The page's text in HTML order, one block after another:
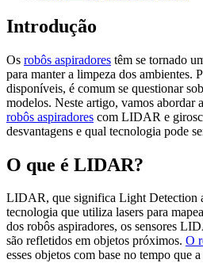
Introdução
Os robôs aspiradores têm se tornado
para manter a limpeza dos ambientes.
disponíveis, é comum se questionar
modelos. Neste artigo, vamos abordar
robôs aspiradores com LIDAR e
desvantagens e qual tecnologia pode
O que é LIDAR?
LIDAR, que significa Light Detection
tecnologia que utiliza lasers para
dos robôs aspiradores, os sensores
são refletidos em objetos próximos. O
esses objetos com base no tempo que